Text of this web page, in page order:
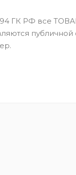
ГК РФ все